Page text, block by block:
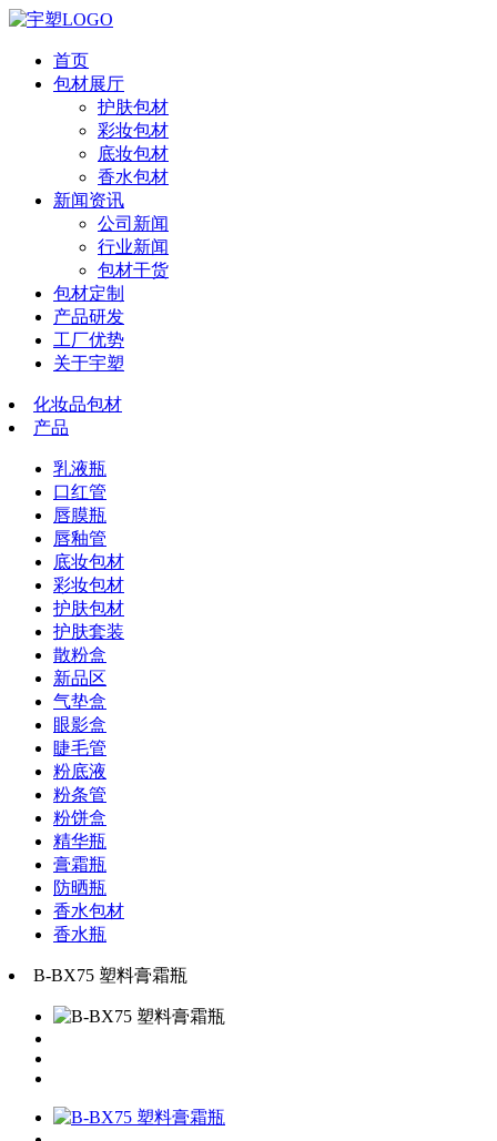
首页
包材展厅
护肤包材
彩妆包材
底妆包材
香水包材
新闻资讯
公司新闻
行业新闻
包材干货
包材定制
产品研发
工厂优势
关于宇塑
化妆品包材
产品
乳液瓶
口红管
唇膜瓶
唇釉管
底妆包材
彩妆包材
护肤包材
护肤套装
散粉盒
新品区
气垫盒
眼影盒
睫毛管
粉底液
粉条管
粉饼盒
精华瓶
膏霜瓶
防晒瓶
香水包材
香水瓶
B-BX75 塑料膏霜瓶